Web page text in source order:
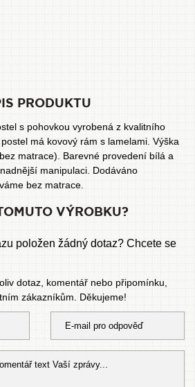
PRODUKTU
s pohovkou vyrobená z kvalitního
má kovový rám s lamelami. Výška
matrace). Barevné provedení bílá a
manipulaci. Dodáváno
bez matrace.
VÝROBKU?
položen žádný dotaz? Chcete se
dotaz, komentář nebo připomínku,
zákazníkům. Děkujeme!